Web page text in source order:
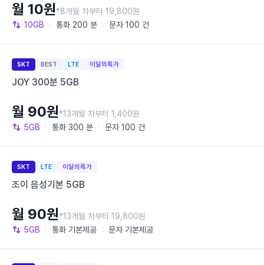
10GB 통화 200 분 문자 100 건
월 10원*8개월 차부터 19,800원
SKT BEST LTE 이달의특가
JOY 300분 5GB
5GB 통화 300 분 문자 100 건
월 90원*13개월 차부터 1,400원
SKT LTE 이달의특가
조이 음성기본 5GB
5GB 통화 기본제공 문자 기본제공
월 90원*13개월 차부터 19,800원